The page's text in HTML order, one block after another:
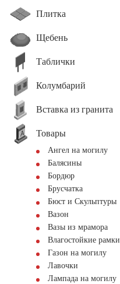
Плитка
Щебень
Таблички
Колумбарий
Вставка из гранита
Товары
Ангел на могилу
Балясины
Бордюр
Брусчатка
Бюст и Скульптуры
Вазон
Вазы из мрамора
Влагостойкие рамки
Газон на могилу
Лавочки
Лампада на могилу